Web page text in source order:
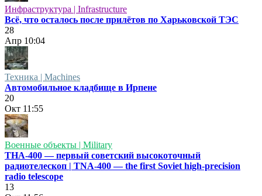
Инфраструктура | Infrastructure
Всё, что осталось после прилётов по Харьковской ТЭС
28
Апр 10:04
Техника | Machines
Автомобильное кладбище в Ирпене
20
Окт 11:55
Военные объекты | Military
ТНА-400 — первый советский высокоточный
радиотелескоп | TNA-400 — the first Soviet high-precision
radio telescope
13